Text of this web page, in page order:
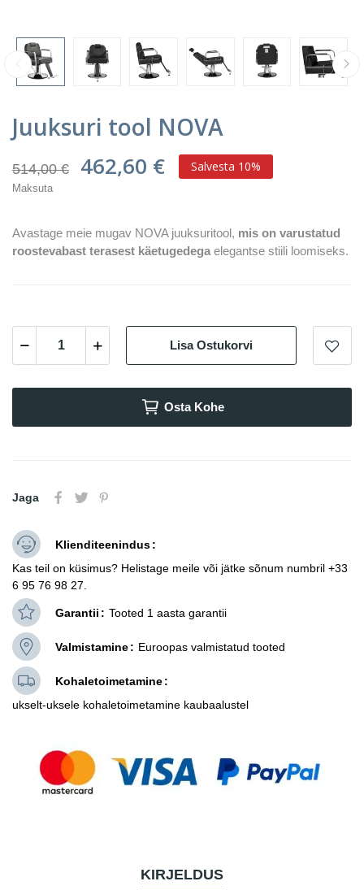
Juuksuri tool NOVA
514,00 € 462,60 € Salvesta 10%
Maksuta
Avastage meie mugav NOVA juuksuritool, mis on varustatud
roostevabast terasest käetugedega elegantse stiili loomiseks.
Lisa Ostukorvi
Osta Kohe
Jaga
Klienditeenindus
Kas teil on küsimus? Helistage meile või jätke sõnum numbril +33
6 95 76 98 27.
Garantii Tooted 1 aasta garantii
Valmistamine Euroopas valmistatud tooted
Kohaletoimetamine
ukselt-uksele kohaletoimetamine kaubaalustel
KIRJELDUS